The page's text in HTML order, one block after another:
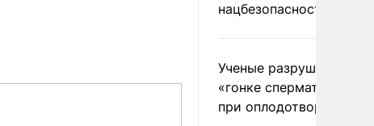
нацбезопасности
Ученые разрушили миф
«гонке
при оплодотворении